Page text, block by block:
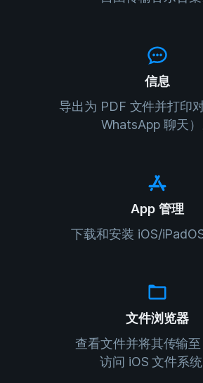
信息
导出为 PDF 文件并打印
WhatsApp 聊天）
App 管理
下载和安装 iOS/iPadOS
文件浏览器
查看文件并将其传输至
访问 iOS 文件系统